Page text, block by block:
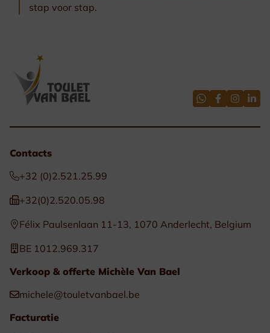
stap voor stap.
Contacts
+32 (0)2.521.25.99
+32(0)2.520.05.98
Félix Paulsenlaan 11-13, 1070 Anderlecht, Belgium
BE 1012.969.317
Verkoop & offerte Michèle Van Bael
michele@touletvanbael.be
Facturatie